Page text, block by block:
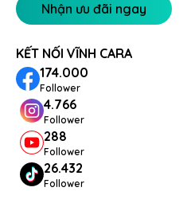
Nhận ưu đãi ngay
KẾT NỐI VĨNH CARA
174.000
Follower
4.766
Follower
288
Follower
26.432
Follower